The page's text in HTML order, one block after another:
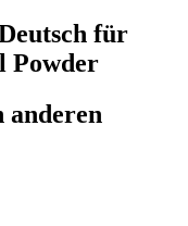
für
Powder
anderen